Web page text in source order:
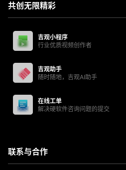
共创无限精彩
吉观小程序
行业优质视频创作者
吉观助手
随时随地，吉观AI助手
在线工单
解决硬软件咨询问题的提交
联系与合作